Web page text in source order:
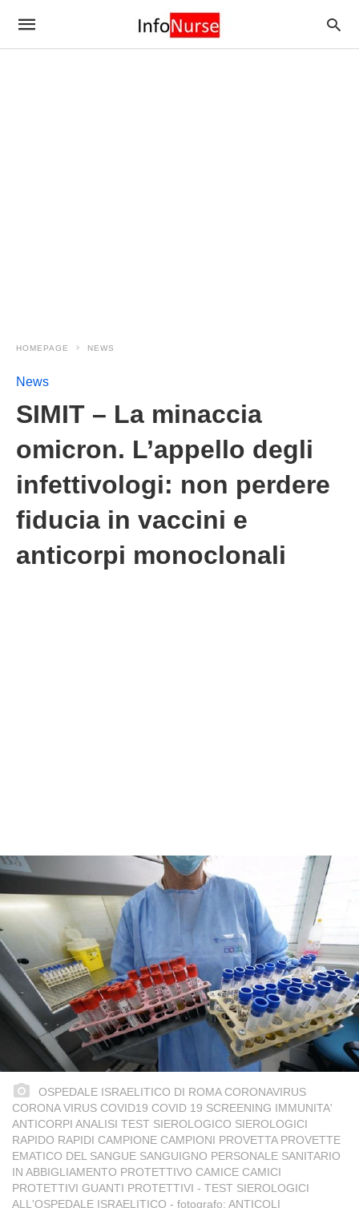
HOMEPAGE NEWS
News
SIMIT – La minaccia
omicron. L’appello degli
infettivologi: non perdere
fiducia in vaccini e
anticorpi monoclonali
OSPEDALE ISRAELITICO DI ROMA CORONAVIRUS
CORONA VIRUS COVID19 COVID 19 SCREENING IMMUNITA'
ANTICORPI ANALISI TEST SIEROLOGICO SIEROLOGICI
RAPIDO RAPIDI CAMPIONE CAMPIONI PROVETTA PROVETTE
EMATICO DEL SANGUE SANGUIGNO PERSONALE SANITARIO
IN ABBIGLIAMENTO PROTETTIVO CAMICE CAMICI
PROTETTIVI GUANTI PROTETTIVI - TEST SIEROLOGICI
ALL'OSPEDALE ISRAELITICO - fotografo: ANTICOLI